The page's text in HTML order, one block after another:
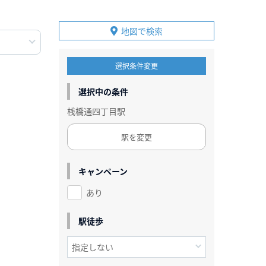
地図で検索
選択条件変更
選択中の条件
桟橋通四丁目駅
駅を変更
キャンペーン
あり
駅徒歩